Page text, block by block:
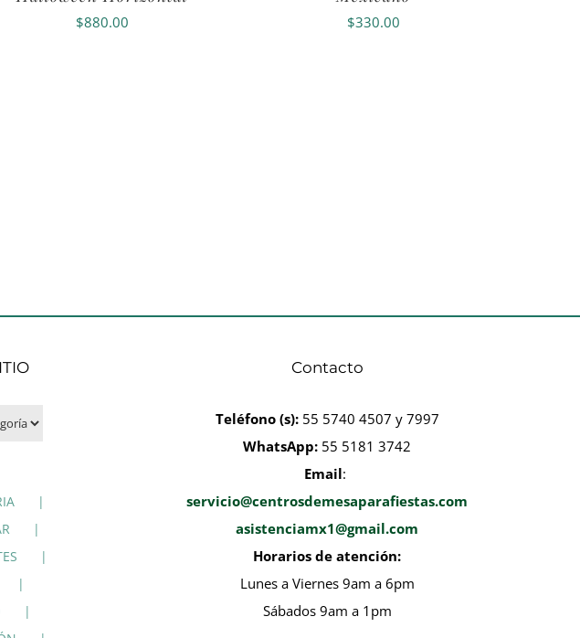
$880.00 $330.00
Contacto
Teléfono (s):55 5740 4507 y 7997
WhatsApp: 55 5181 3742
Email:
servicio@centrosdemesaparafiestas.com
asistenciamx1@gmail.com
Horarios de atención:
Lunes a Viernes 9am a 6pm
Sábados 9am a 1pm